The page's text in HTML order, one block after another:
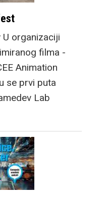
U organizaciji
filma -
Animation
se prvi puta
Lab